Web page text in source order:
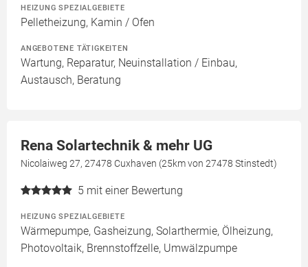
HEIZUNG SPEZIALGEBIETE
Pelletheizung, Kamin / Ofen
ANGEBOTENE TÄTIGKEITEN
Wartung, Reparatur, Neuinstallation / Einbau,
Austausch, Beratung
Rena Solartechnik & mehr UG
Nicolaiweg 27, 27478 Cuxhaven (25km von 27478 Stinstedt)
5 mit einer Bewertung
HEIZUNG SPEZIALGEBIETE
Wärmepumpe, Gasheizung, Solarthermie, Ölheizung,
Photovoltaik, Brennstoffzelle, Umwälzpumpe